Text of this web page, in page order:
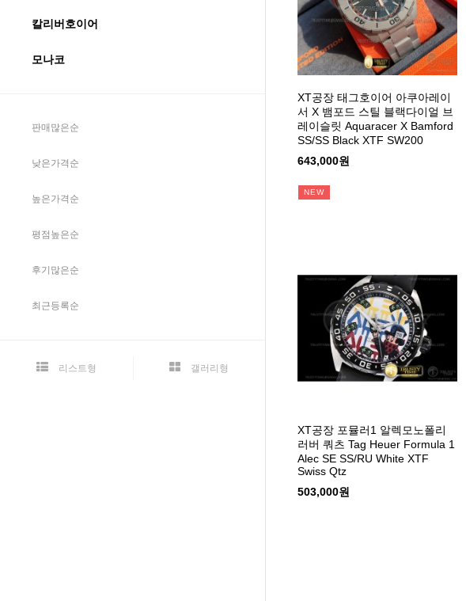
칼리버호이어
모나코
판매많은순
낮은가격순
높은가격순
평점높은순
후기많은순
최근등록순
리스트형 갤러리형
XT공장 태그호이어 아쿠아레이
서 X 뱀포드 스틸 블랙다이얼 브
레이슬릿 Aquaracer X Bamford
SS/SS Black XTF SW200
643,000원
NEW
XT공장 포뮬러1 알렉모노폴리
러버 쿼츠 Tag Heuer Formula 1
Alec SE SS/RU White XTF
Swiss Qtz
503,000원